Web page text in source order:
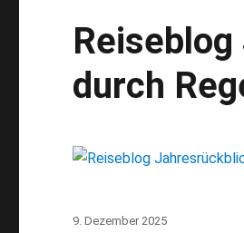
Natur
mit
durch
Veröffentlicht
9. Dezember 2025